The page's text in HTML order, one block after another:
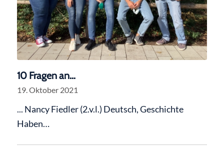
10 Fragen an…
19. Oktober 2021
... Nancy Fiedler (2.v.l.) Deutsch, Geschichte
Haben…